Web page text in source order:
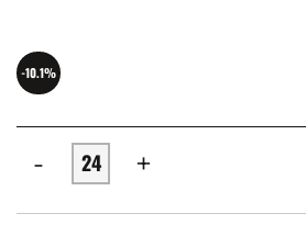
-10.1%
- +